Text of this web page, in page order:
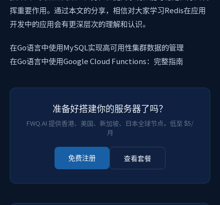
挥重要作用。通过本文的分享，相信对大家学习Redis在应用
开发中的应用会有更深层次的理解和认识。
在Go语言中使用MySQL实现高可用性集群数据的管理
在Go语言中使用Google Cloud Functions：完整指南
准备好搭建你的服务器了吗？
FWQ.AI 提供香港、美国、新加坡、日本全球节点，低至 $5/
月
免费注册 查看套餐